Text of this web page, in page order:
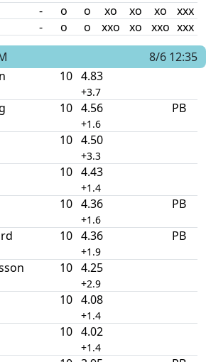
- o o xo xo xo
xxx
- o o xxo xo xxo xxx
8/6 12:35
10 4.83
+3.7
10 4.56
+1.6
PB
10 4.50
+3.3
10 4.43
+1.4
10 4.36
+1.6
PB
10 4.36
+1.9
PB
10 4.25
+2.9
10 4.08
+1.4
10 4.02
+1.4